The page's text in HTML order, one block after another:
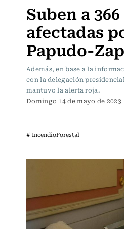
Suben a
afectadas
Papudo-
Además, en base a la
con la delegación
mantuvo la alerta roja.
Domingo 14 de mayo de 2023
# IncendioForestal